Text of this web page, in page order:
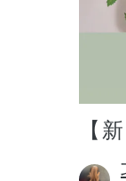
【